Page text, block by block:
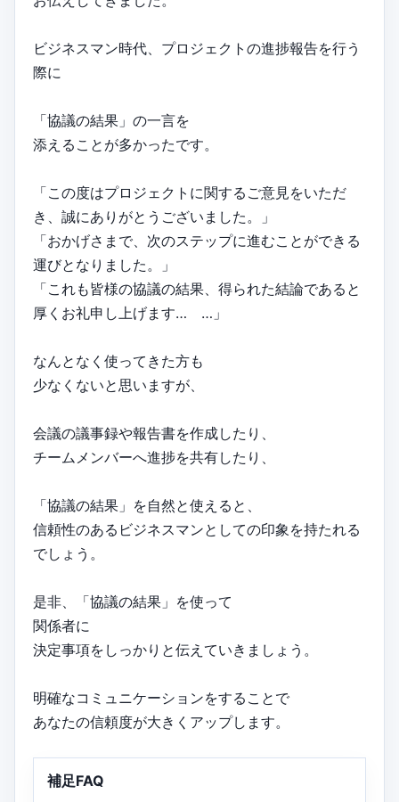
ビジネスマン時代、プロジェクトの進捗報告を行う
際に
「協議の結果」の一言を
添えることが多かったです。
「この度はプロジェクトに関するご意見をいただ
き、誠にありがとうございました。」
「おかげさまで、次のステップに進むことができる
運びとなりました。」
「これも皆様の協議の結果、得られた結論であると
厚くお礼申し上げます… …」
なんとなく使ってきた方も
少なくないと思いますが、
会議の議事録や報告書を作成したり、
チームメンバーへ進捗を共有したり、
「協議の結果」を自然と使えると、
信頼性のあるビジネスマンとしての印象を持たれる
でしょう。
是非、「協議の結果」を使って
関係者に
決定事項をしっかりと伝えていきましょう。
明確なコミュニケーションをすることで
あなたの信頼度が大きくアップします。
補足FAQ